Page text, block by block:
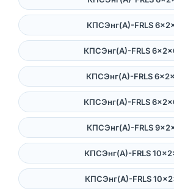
КПСЭнг(А)-FRLS
КПСЭнг(А)-FRLS
КПСЭнг(А)-FRLS
КПСЭнг(А)-FRLS
КПСЭнг(А)-FRLS
КПСЭнг(А)-FRLS
КПСЭнг(А)-FRLS